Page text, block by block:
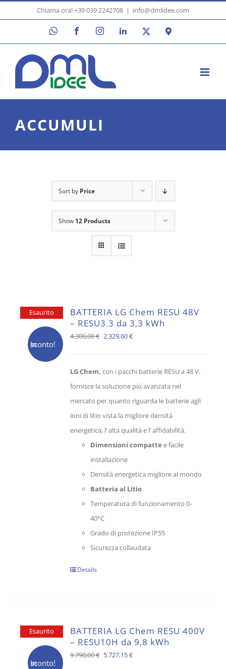
to
Chiama ora! +39 039 2242708 | info@dmlidee.com
WhatsAppFacebookInstagramLinkedIn
Google
ACCUMULI
Sort by Price
Show 12 Products
Esaurito
In sconto!
BATTERIA LG Chem RESU 48V
– RESU3.3 da 3,3 kWh
4.300,00€ Il
2.329,60€Il
LG Chem, con i pacchi batterie RESU a 48 V,
fornisce la soluzione più avanzata nel
mercato per quanto riguarda le batterie agli
ioni di litio vista la migliore densità
energetica, l’ alta qualità e l’ affidabilità.
Dimensioni compatte e facile
installazione
Densità energetica migliore al mondo
Batteria al Litio
Temperatura di funzionamento 0-
40°C
Grado di protezione IP55
Sicurezza collaudata
Details
Esaurito
In sconto!
BATTERIA LG Chem RESU 400V
– RESU10H da 9,8 kWh
9.790,00€ Il
5.727,15€Il